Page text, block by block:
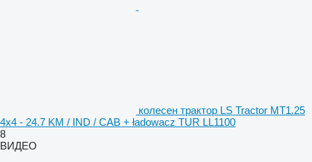
колесен трактор LS Tractor MT1.25
4x4 - 24.7 KM / IND / CAB + ładowacz TUR LL1100
8
ВИДЕО